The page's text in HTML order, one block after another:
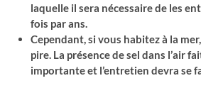
laquelle il sera nécessaire de les
fois par ans.
Cependant, si vous habitez à la mer,
pire. La présence de sel dans l’air
importante et l’entretien devra se